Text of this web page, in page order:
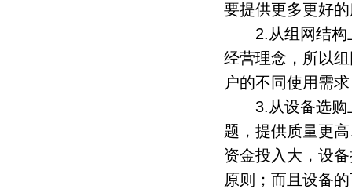
要提供更多更好
2.从组网结构上
经营理念，所以
户的不同使用需
3.从设备选购上
题，提供质量更
资金投入大，设
原则；而且设备